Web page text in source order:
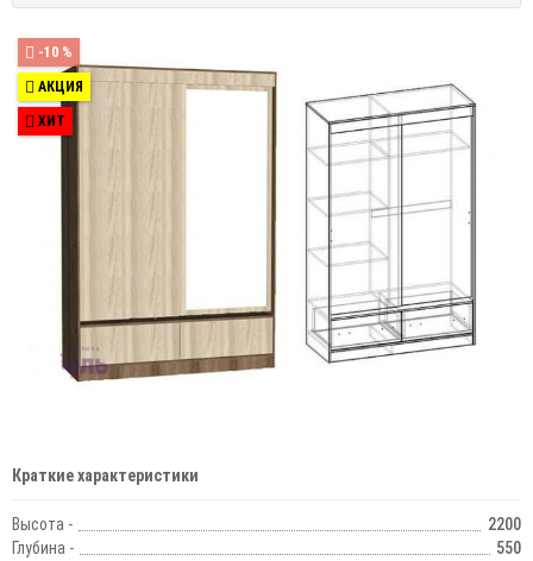
-10 %
АКЦИЯ
ХИТ
Краткие характеристики
Высота -
2200
Глубина -
550